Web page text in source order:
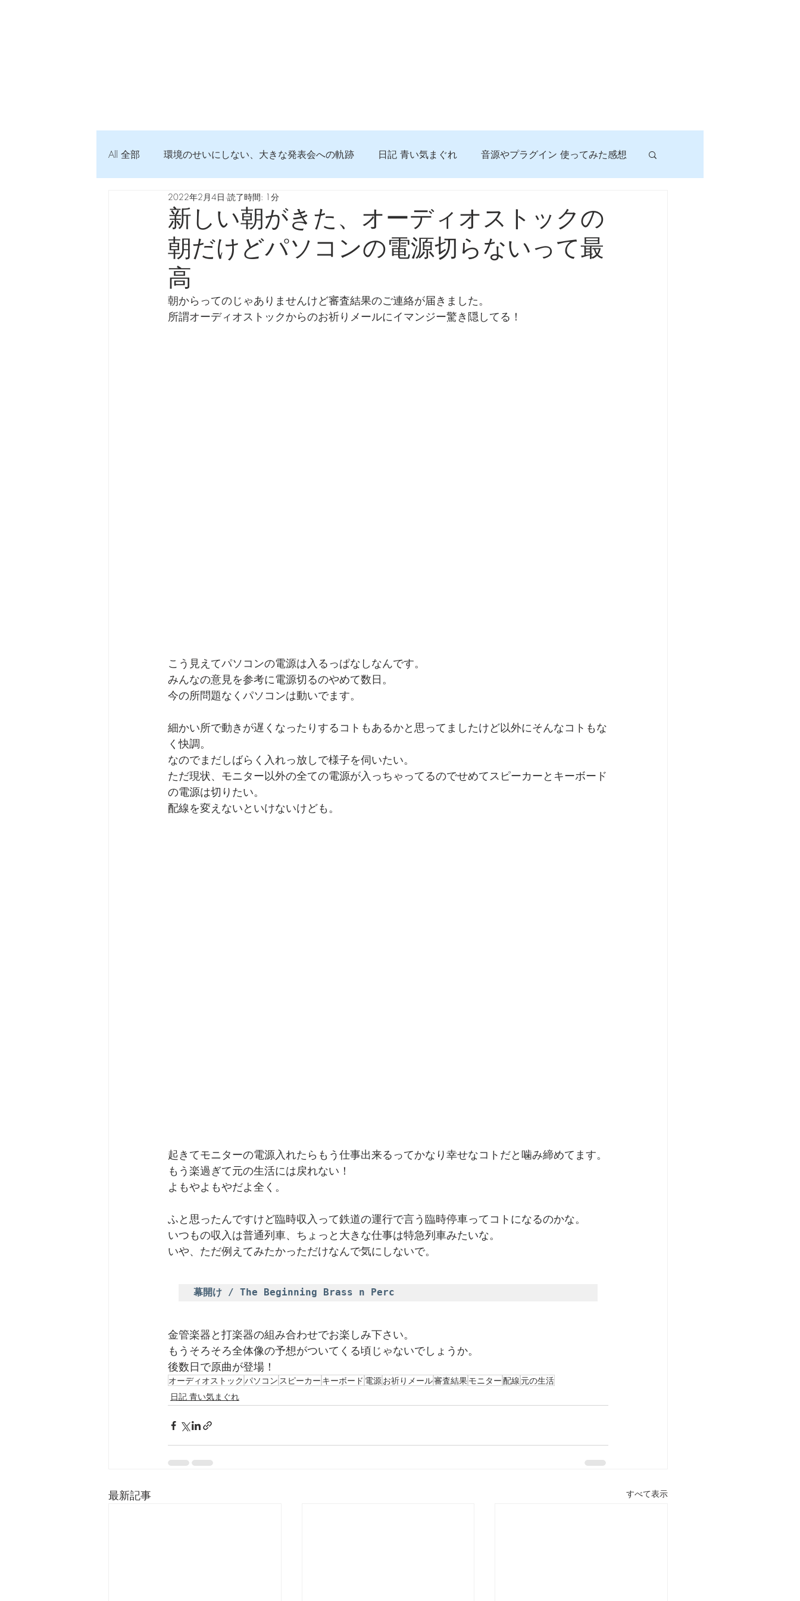
All 全部 環境のせいにしない、大きな発表会への軌跡 日記 青い気まぐれ 音源やプラグイン 使ってみた感想
弦交換の記録 DTM 始める 知っておきたいコト
Imanjy Studio 使われているモノ 食べんじーの美味しい記事 便利な経験、新しいコトに挑戦しよう
劇団 Avan 劇伴が出来るまでを追ったドキュメンタリー、二つの舞台裏
新しい朝がきた、オーディオストックの
朝だけどパソコンの電源切らないって最
高
2022年2月4日 読了時間: 1分
朝からってのじゃありませんけど審査結果のご連絡が届きました。
所謂オーディオストックからのお祈りメールにイマンジー驚き隠してる！
こう見えてパソコンの電源は入るっぱなしなんです。
みんなの意見を参考に電源切るのやめて数日。
今の所問題なくパソコンは動いでます。
細かい所で動きが遅くなったりするコトもあるかと思ってましたけど以外にそんなコトもな
く快調。
なのでまだしばらく入れっ放しで様子を伺いたい。
ただ現状、モニター以外の全ての電源が入っちゃってるのでせめてスピーカーとキーボード
の電源は切りたい。
配線を変えないといけないけども。
起きてモニターの電源入れたらもう仕事出来るってかなり幸せなコトだと噛み締めてます。
もう楽過ぎて元の生活には戻れない！
よもやよもやだよ全く。
ふと思ったんですけど臨時収入って鉄道の運行で言う臨時停車ってコトになるのかな。
いつもの収入は普通列車、ちょっと大きな仕事は特急列車みたいな。
いや、ただ例えてみたかっただけなんで気にしないで。
幕開け / The Beginning Brass n Perc
金管楽器と打楽器の組み合わせでお楽しみ下さい。
もうそろそろ全体像の予想がついてくる頃じゃないでしょうか。
後数日で原曲が登場！
オーディオストック パソコン スピーカー キーボード 電源お祈りメール審査結果モニター配線 元の生活
日記 青い気まぐれ
最新記事 すべて表示